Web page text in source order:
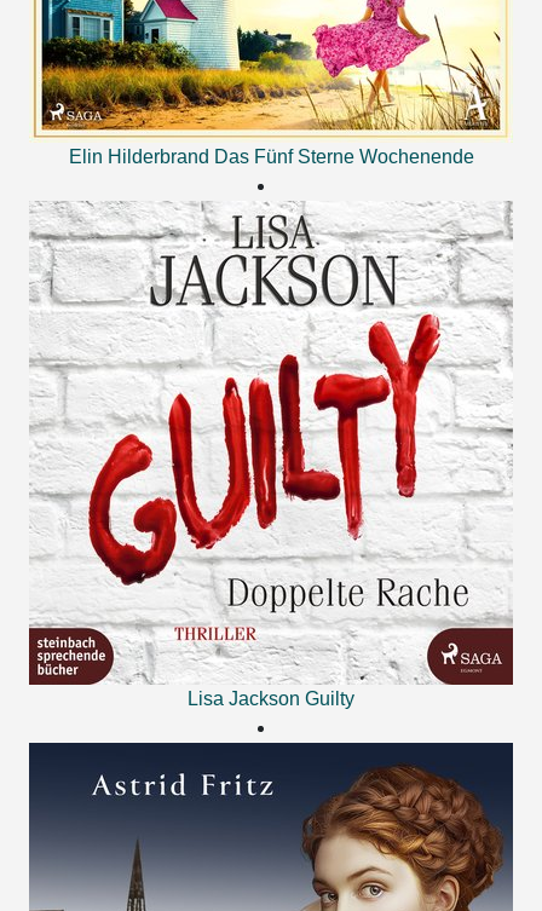
Elin Hilderbrand Das Fünf Sterne Wochenende
Lisa Jackson Guilty